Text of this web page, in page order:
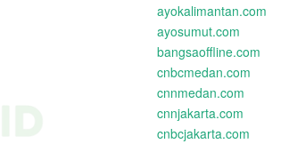
ayokalimantan.com
ayosumut.com
bangsaoffline.com
cnbcmedan.com
cnnmedan.com
cnnjakarta.com
cnbcjakarta.com